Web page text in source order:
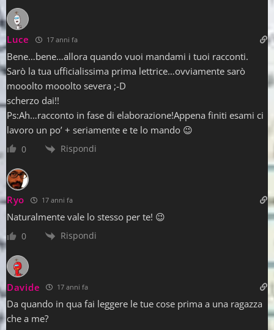
Luce 17 anni fa
Bene…bene…allora quando vuoi mandami i tuoi racconti.
Sarò la tua ufficialissima prima lettrice…ovviamente sarò
mooolto mooolto severa ;-D
scherzo dai!!
Ps:Ah…racconto in fase di elaborazione!Appena finiti esami ci
lavoro un po’ + seriamente e te lo mando 😉
0 Rispondi
Ryo 17 anni fa
Naturalmente vale lo stesso per te! 😉
0 Rispondi
Davide 17 anni fa
Da quando in qua fai leggere le tue cose prima a una ragazza
che a me?